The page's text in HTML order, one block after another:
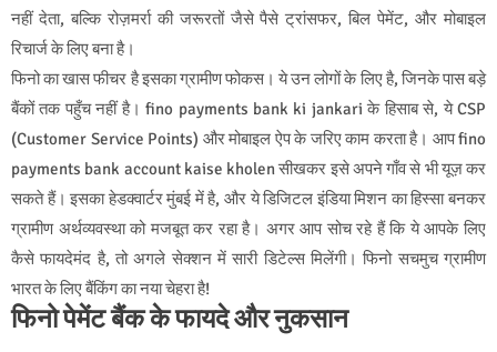
नहीं देता, बल्कि रोज़मर्रा की जरूरतों जैसे पैसे ट्रांसफर, बिल पेमेंट, और मोबाइल
रिचार्ज के लिए बना है।
फिनो का खास फीचर है इसका ग्रामीण फोकस। ये उन लोगों के लिए है, जिनके पास बड़े
बैंकों तक पहुँच नहीं है। fino payments bank ki jankari के हिसाब से, ये CSP
(Customer Service Points) और मोबाइल ऐप के जरिए काम करता है। आप fino
payments bank account kaise kholen सीखकर इसे अपने गाँव से भी यूज़ कर
सकते हैं। इसका हेडक्वार्टर मुंबई में है, और ये डिजिटल इंडिया मिशन का हिस्सा बनकर
ग्रामीण अर्थव्यवस्था को मजबूत कर रहा है। अगर आप सोच रहे हैं कि ये आपके लिए
कैसे फायदेमंद है, तो अगले सेक्शन में सारी डिटेल्स मिलेंगी। फिनो सचमुच ग्रामीण
भारत के लिए बैंकिंग का नया चेहरा है!
फिनो पेमेंट बैंक के फायदे और नुकसान